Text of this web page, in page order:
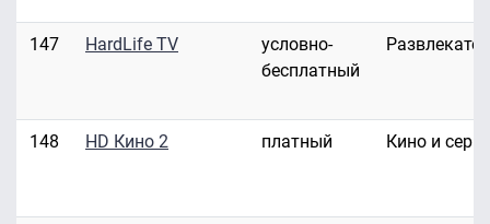
147 HardLife TV
условно-
бесплатный
148 HD Кино 2 платный Кино и